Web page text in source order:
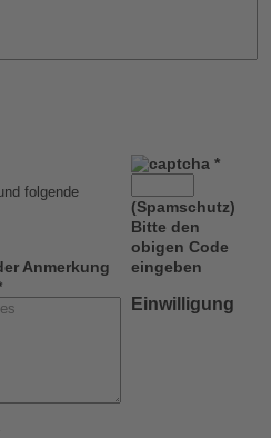
folgende
Anmerkung
*
(Spamschutz)
Bitte den
obigen Code
eingeben
Einwilligung